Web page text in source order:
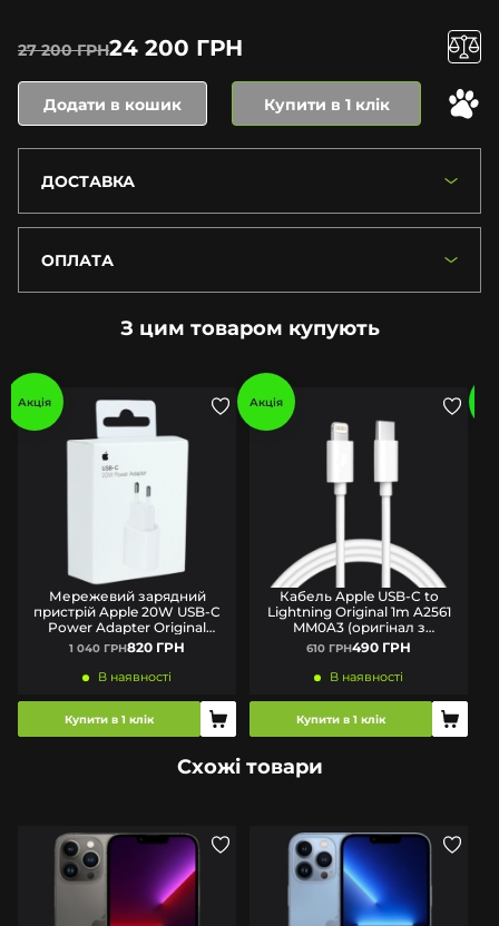
27 200 ГРН24 200 ГРН
Додати в кошик Купити в 1 клік
ДОСТАВКА
ОПЛАТА
З цим товаром купують
Акція
Мережевий зарядний
пристрій Apple 20W USB-C
Power Adapter Original
(MUVV3ZM/A) BOX
1 040 ГРН820 ГРН
В наявності
Купити в 1 клік
Акція
Кабель Apple USB-C to
Lightning Original 1m A2561
MM0A3 (оригінал з
комплекту)
610 ГРН490 ГРН
В наявності
Купити в 1 клік
Схожі товари